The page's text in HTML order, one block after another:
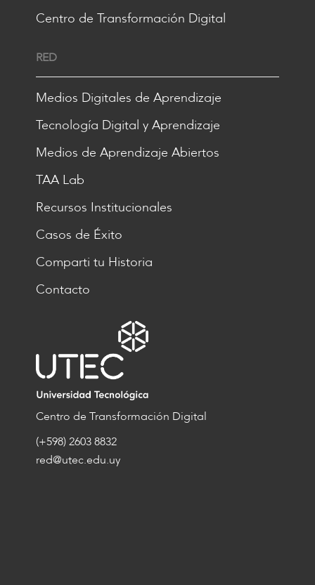
Centro de Transformación Digital
RED
Medios Digitales de Aprendizaje
Tecnología Digital y Aprendizaje
Medios de Aprendizaje Abiertos
TAA Lab
Recursos Institucionales
Casos de Éxito
Comparti tu Historia
Contacto
Centro de Transformación Digital
(+598) 2603 8832
red@utec.edu.uy